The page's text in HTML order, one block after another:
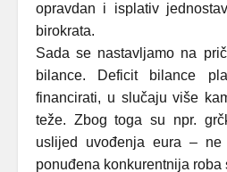
opravdan i isplativ
birokrata.
Sada se nastavljamo na
bilance. Deficit bilance
financirati, u slučaju više
teže. Zbog toga su npr.
uslijed uvođenja eura –
ponuđena konkurentnija roba